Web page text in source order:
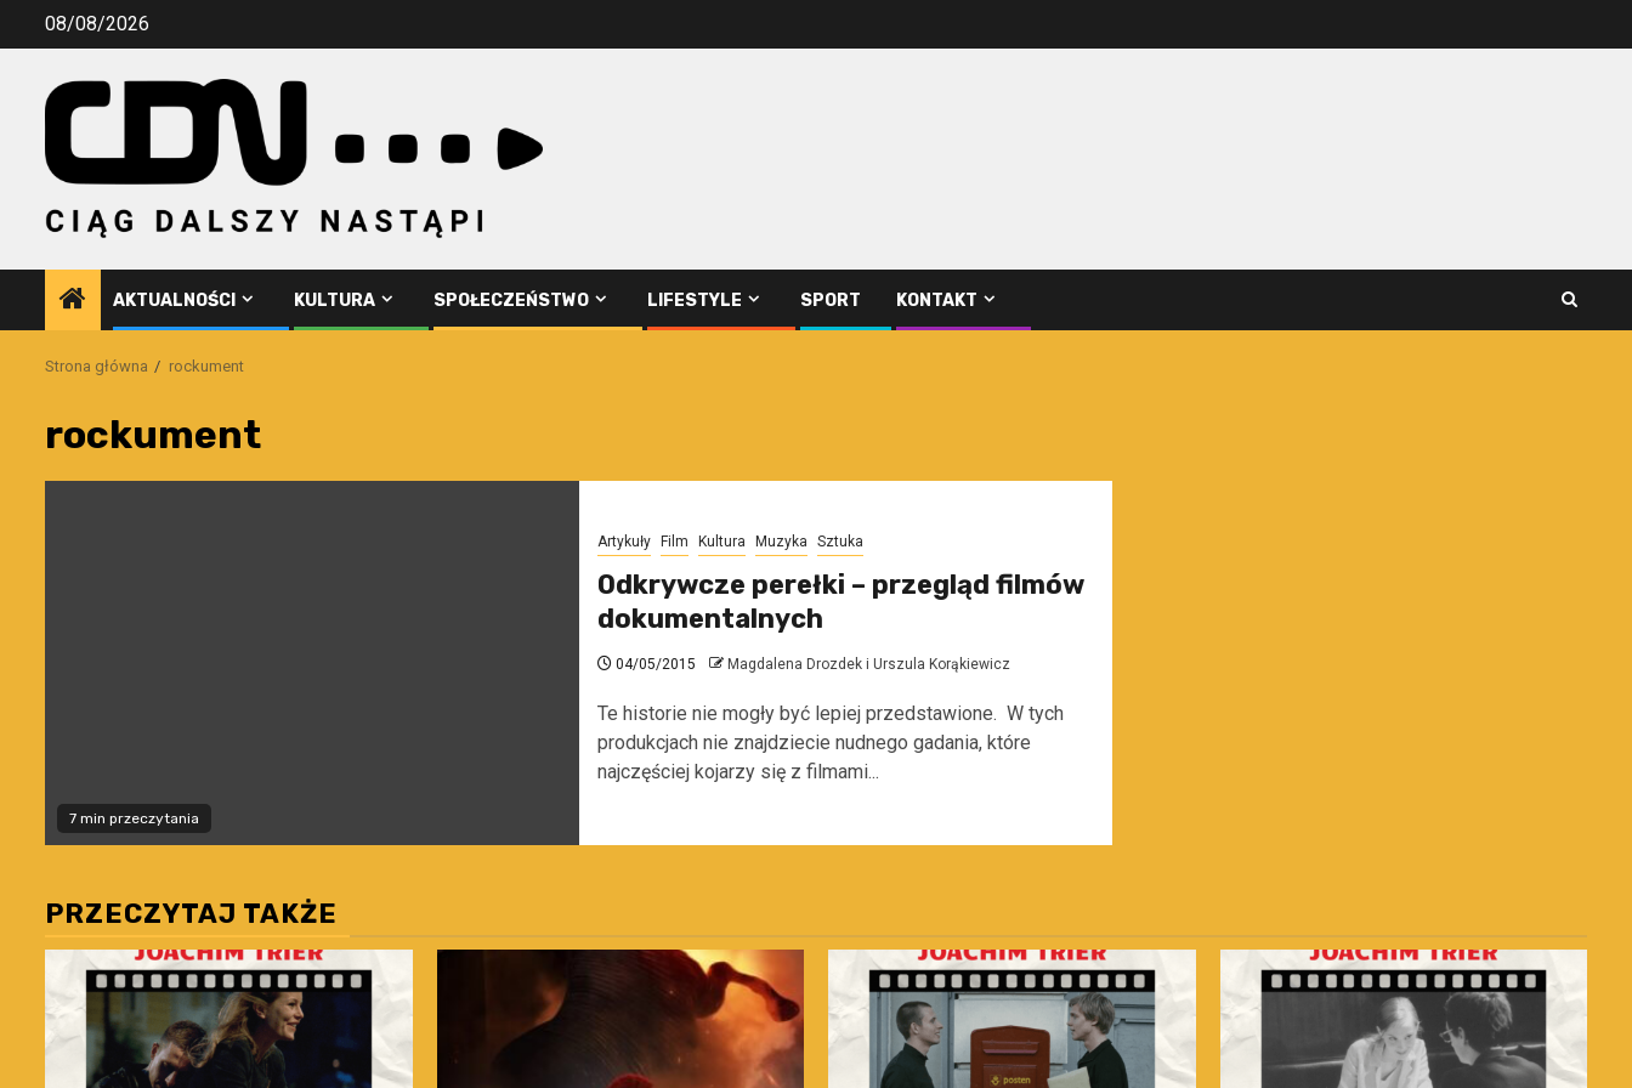
Przejdź08/08/2026
AKTUALNOŚCI KULTURA SPOŁECZEŃSTWO LIFESTYLE SPORT KONTAKT
Strona główna rockument
rockument
7 min przeczytania
Artykuły Film Kultura Muzyka Sztuka
Odkrywcze perełki – przegląd filmów
dokumentalnych
04/05/2015 Magdalena Drozdek i Urszula Korąkiewicz
Te historie nie mogły być lepiej przedstawione. W tych
produkcjach nie znajdziecie nudnego gadania, które
najczęściej kojarzy się z filmami...
PRZECZYTAJ TAKŻE